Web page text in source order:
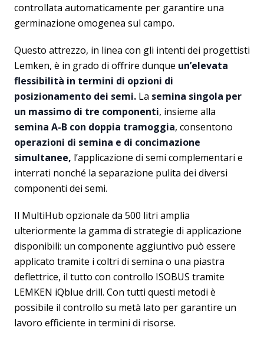
controllata automaticamente per garantire una
germinazione omogenea sul campo.
Questo attrezzo, in linea con gli intenti dei progettisti
Lemken, è in grado di offrire dunque un’elevata
flessibilità in termini di opzioni di
posizionamento dei semi. La semina singola per
un massimo di tre componenti, insieme alla
semina A-B con doppia tramoggia, consentono
operazioni di semina e di concimazione
simultanee, l’applicazione di semi complementari e
interrati nonché la separazione pulita dei diversi
componenti dei semi.
Il MultiHub opzionale da 500 litri amplia
ulteriormente la gamma di strategie di applicazione
disponibili: un componente aggiuntivo può essere
applicato tramite i coltri di semina o una piastra
deflettrice, il tutto con controllo ISOBUS tramite
LEMKEN iQblue drill. Con tutti questi metodi è
possibile il controllo su metà lato per garantire un
lavoro efficiente in termini di risorse.